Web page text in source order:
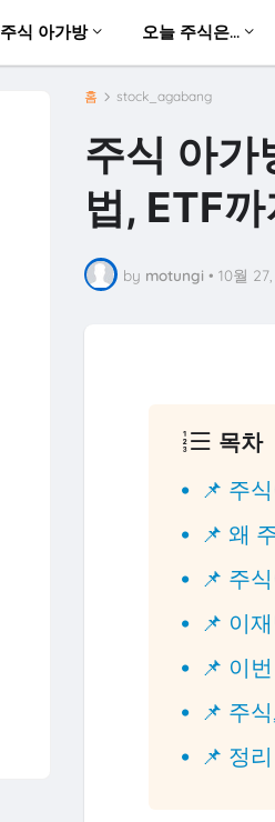
주식 아가방 오늘 주식은...
홈 stock_agabang
주식 아가
법, ETF
by motungi • 10월
목차
📌 주
📌 왜
📌 주
📌 이
📌 이
📌 주
📌 정